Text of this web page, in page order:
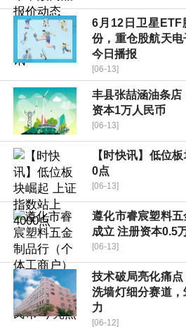
6月12日卫星ETF
份，重仓股航天
今日播报
[06-13]
丰县张喆涵油条店
资本1万人民币
[06-13]
【时快讯】低位
0点
[06-13]
遵化市睿宸塑料五
成立 注册资本0.5
[06-13]
技术破局亮化痛
洗墙灯细分赛道
力
[06-12]